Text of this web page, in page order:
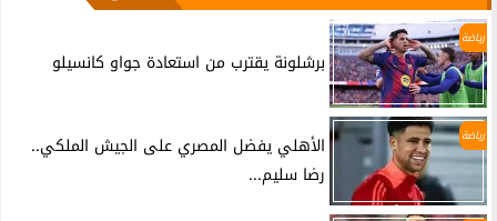
رياضة
برشلونة يقترب من استعادة جواو كانسيلو
رياضة
الأهلي يفضل المصري على الجيش الملكي..
رضا سليم...